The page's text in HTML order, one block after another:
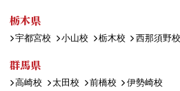
栃木県
宇都宮校 小山校 栃木校 西那須野校
群馬県
高崎校 太田校 前橋校 伊勢崎校